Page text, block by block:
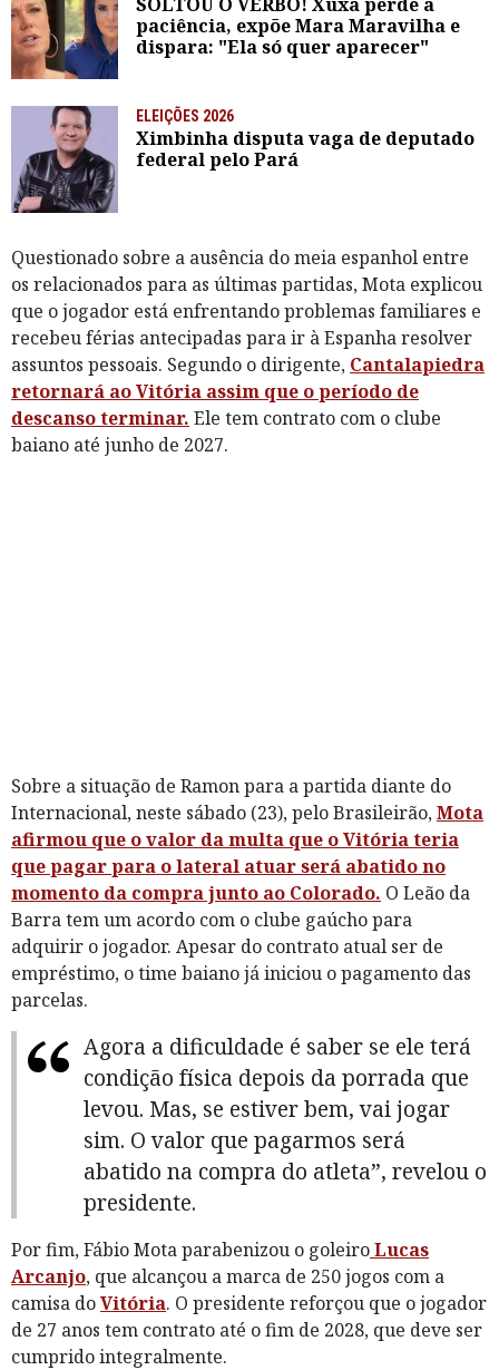
paciência, expõe Mara Maravilha e
dispara: "Ela só quer aparecer"
ELEIÇÕES 2026
Ximbinha disputa vaga de deputado
federal pelo Pará
Questionado sobre a ausência do meia espanhol entre
os relacionados para as últimas partidas, Mota explicou
que o jogador está enfrentando problemas familiares e
recebeu férias antecipadas para ir à Espanha resolver
assuntos pessoais. Segundo o dirigente, Cantalapiedra
retornará ao Vitória assim que o período de
descanso terminar. Ele tem contrato com o clube
baiano até junho de 2027.
Sobre a situação de Ramon para a partida diante do
Internacional, neste sábado (23), pelo Brasileirão,Mota
afirmou que o valor da multa que o Vitória teria
que pagar para o lateral atuar será abatido no
momento da compra junto ao Colorado. O Leão da
Barra tem um acordo com o clube gaúcho para
adquirir o jogador. Apesar do contrato atual ser de
empréstimo, o time baiano já iniciou o pagamento das
parcelas.
Agora a dificuldade é saber se ele terá
condição física depois da porrada que
levou. Mas, se estiver bem, vai jogar
sim. O valor que pagarmos será
abatido na compra do atleta”, revelou o
presidente.
Por fim, Fábio Mota parabenizou o goleiroLucas
Arcanjo, que alcançou a marca de 250 jogos com a
camisa doVitória. O presidente reforçou que o jogador
de 27 anos tem contrato até o fim de 2028, que deve ser
cumprido integralmente.